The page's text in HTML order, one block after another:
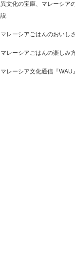
異文化の宝庫、マレーシア
説
マレーシアごはんのおいし
マレーシアごはんの楽しみ
マレーシア文化通信『WAU』